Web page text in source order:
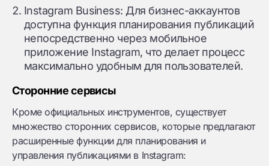
Instagram Business: Для бизнес-аккаунтов
доступна функция планирования публикаций
непосредственно через мобильное
приложение Instagram, что делает процесс
максимально удобным для пользователей.
Сторонние сервисы
Кроме официальных инструментов, существует
множество сторонних сервисов, которые предлагают
расширенные функции для планирования и
управления публикациями в Instagram: